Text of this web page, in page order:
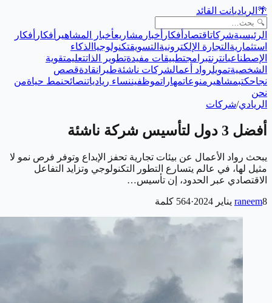
🌴 الرياديانت القائد
الرئيسيةشركاتاقتصاد أفكار أخبار مشاريعأخبار المشاهير أفكار أفكار
استثمارية التجارة الإلكترونية التسويقتكنولوجيا الذكاء
الإصطناعيانترنتبرامجتطبيقات مفيدةتطوير الذاتتعليمتقوية
الشخصيةتمويلرواد أعمالشركات ناشئةطيرانقادةقصص
نجاحكتبمشاهير منوعاتمهاراتموظفيننساء ريادياتنصائحنمط حياةمن
نحن
الريادي/شركات
أفضل 3 دول لتأسيس شركة ناشئة
يبحث رواد الأعمال عن بيئات تجارية تحفز الإبداع وتوفر فرص نمو لا
مثيل لها، في عالم يتسارع التطور التكنولوجي وتزايد التفاعل
الاقتصادي عبر الحدود، إن تأسيس…
raneem8 يناير 2024 ·
564 كلمة